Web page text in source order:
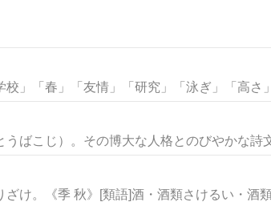
」「春」「友情」「研究」「泳ぎ」「高さ
ばこじ）。その博大な人格とのびやかな詩
け。《季 秋》[類語]酒・酒類さけるい・酒